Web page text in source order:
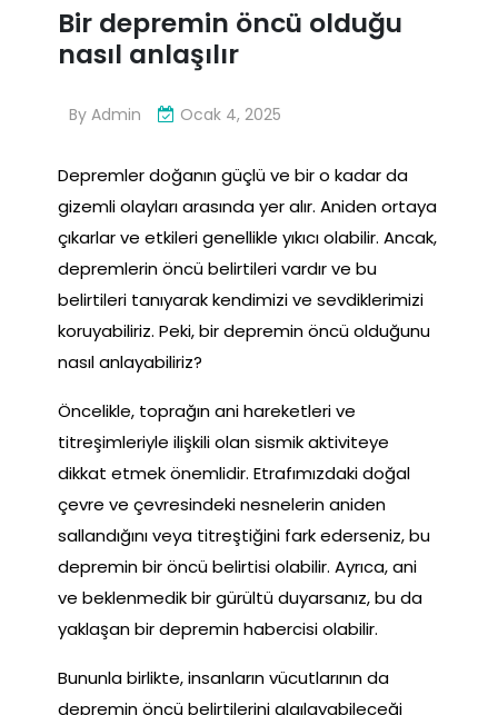
Bir depremin öncü olduğu
nasıl anlaşılır
By Admin Ocak 4, 2025
Depremler doğanın güçlü ve bir o kadar da
gizemli olayları arasında yer alır. Aniden ortaya
çıkarlar ve etkileri genellikle yıkıcı olabilir. Ancak,
depremlerin öncü belirtileri vardır ve bu
belirtileri tanıyarak kendimizi ve sevdiklerimizi
koruyabiliriz. Peki, bir depremin öncü olduğunu
nasıl anlayabiliriz?
Öncelikle, toprağın ani hareketleri ve
titreşimleriyle ilişkili olan sismik aktiviteye
dikkat etmek önemlidir. Etrafımızdaki doğal
çevre ve çevresindeki nesnelerin aniden
sallandığını veya titreştiğini fark ederseniz, bu
depremin bir öncü belirtisi olabilir. Ayrıca, ani
ve beklenmedik bir gürültü duyarsanız, bu da
yaklaşan bir depremin habercisi olabilir.
Bununla birlikte, insanların vücutlarının da
depremin öncü belirtilerini algılayabileceği